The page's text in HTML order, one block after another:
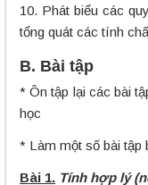
10. Phát biểu các
tổng quát các tính
B. Bài tập
* Ôn tập lại các bài
học
* Làm một số bài tập
Bài 1. Tính hợp lý